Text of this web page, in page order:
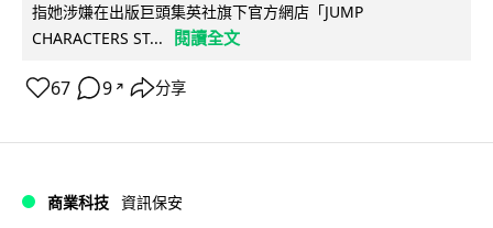
指她涉嫌在出版巨頭集英社旗下官方網店「JUMP
CHARACTERS ST...
閱讀全文
67 9 ↗ 分享
商業科技 資訊保安